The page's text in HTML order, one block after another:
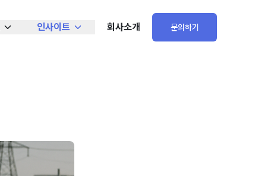
인사이트 회사소개 문의하기